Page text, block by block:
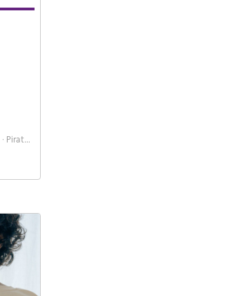
Piraten